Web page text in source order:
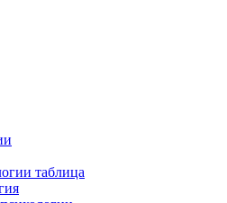
таблица